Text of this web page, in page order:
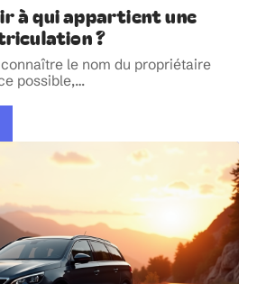
à qui appartient une
?
le nom du propriétaire
possible,…